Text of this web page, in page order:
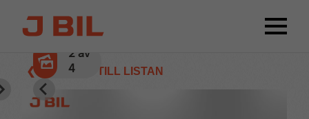
❮ TILLBAKA TILL LISTAN
2av
4